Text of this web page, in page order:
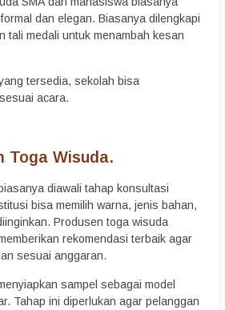
dan elegan. Biasanya dilengkapi
tali medali untuk menambah kesan
tersedia, sekolah bisa
acara.
Toga Wisuda.
diawali tahap konsultasi
bisa memilih warna, jenis bahan,
Produsen toga wisuda
rekomendasi terbaik agar
sesuai anggaran.
sampel sebagai model
Tahap ini diperlukan agar pelanggan